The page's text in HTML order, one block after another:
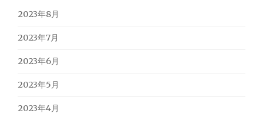
2023年8月
2023年7月
2023年6月
2023年5月
2023年4月